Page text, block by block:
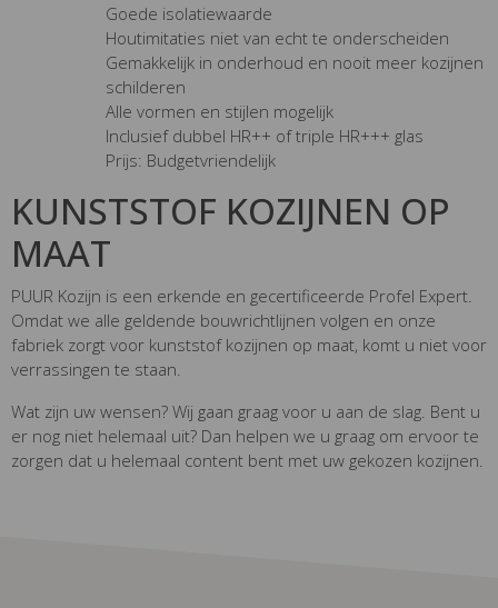
Goede isolatiewaarde
Houtimitaties niet van echt te onderscheiden
Gemakkelijk in onderhoud en nooit meer kozijnen
schilderen
Alle vormen en stijlen mogelijk
Inclusief dubbel HR++ of triple HR+++ glas
Prijs: Budgetvriendelijk
KUNSTSTOF KOZIJNEN OP
MAAT
PUUR Kozijn is een erkende en gecertificeerde Profel Expert.
Omdat we alle geldende bouwrichtlijnen volgen en onze
fabriek zorgt voor kunststof kozijnen op maat, komt u niet voor
verrassingen te staan.
Wat zijn uw wensen? Wij gaan graag voor u aan de slag. Bent u
er nog niet helemaal uit? Dan helpen we u graag om ervoor te
zorgen dat u helemaal content bent met uw gekozen kozijnen.